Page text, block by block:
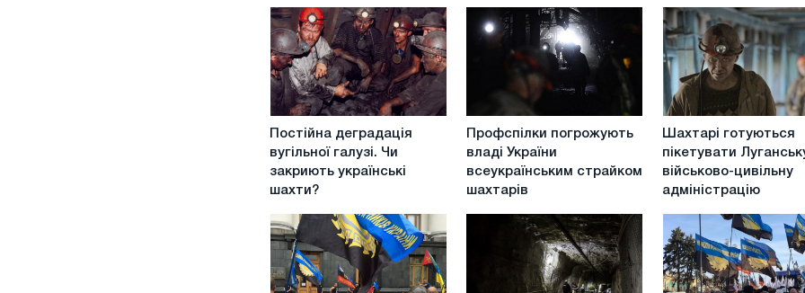
Постійна
деградація
вугільної
галузі.
закриють
українські
шахти?
Постійна деградація
вугільної галузі. Чи
закриють українські
шахти?
Профспілки
погрожують
владі
України
всеукраїнським
страйком
Профспілки погрожують
владі України
всеукраїнським страйком
шахтарів
Шахтарі
готуються
пікетувати
Луганську
військово-
цивільну
адміністрацію
Шахтарі готуються
пікетувати
військово-цивільну
адміністрацію